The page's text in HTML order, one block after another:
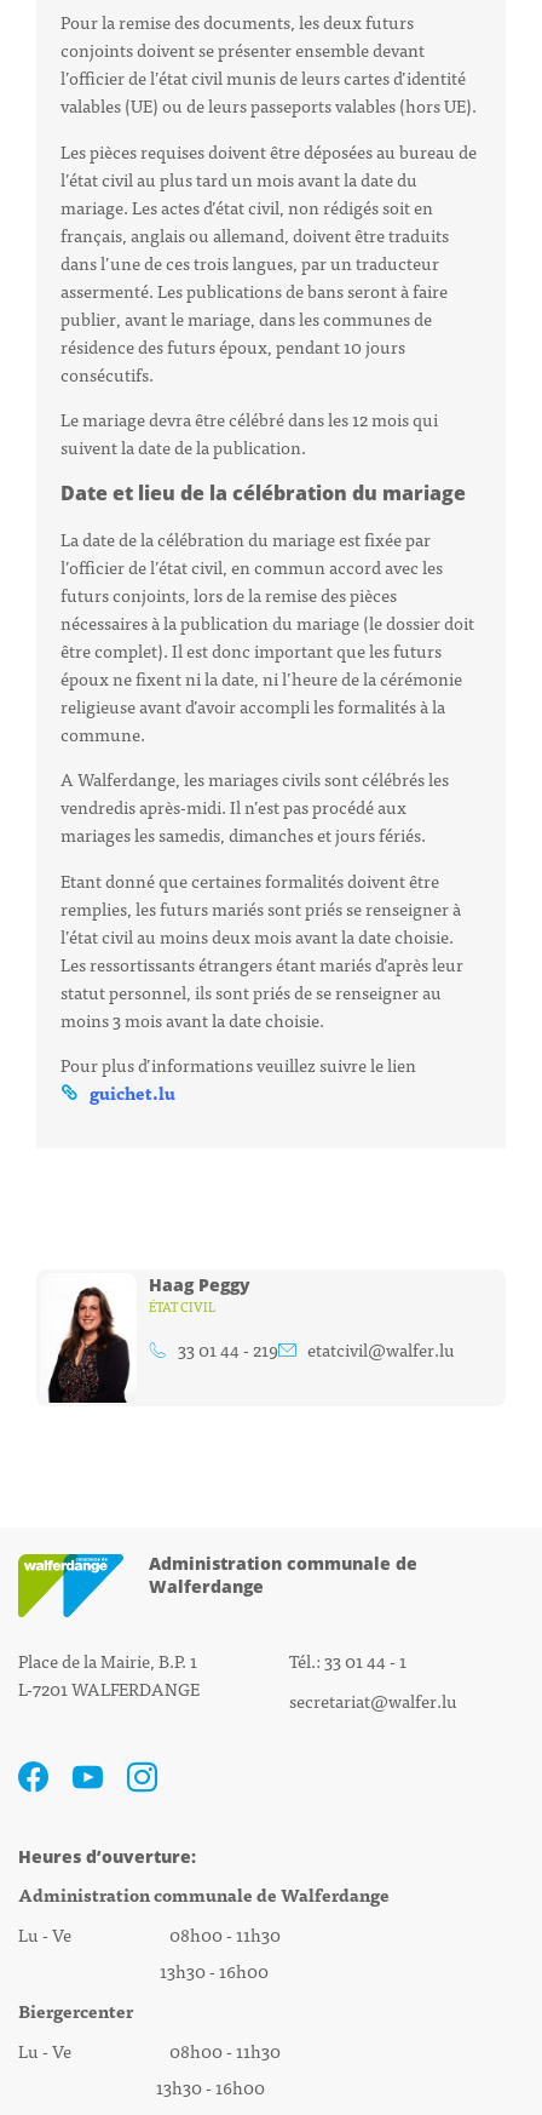
Pour la remise des documents, les deux futurs
conjoints doivent se présenter ensemble devant
l’officier de l’état civil munis de leurs cartes d’identité
valables (UE) ou de leurs passeports valables (hors UE).
Les pièces requises doivent être déposées au bureau de
l’état civil au plus tard un mois avant la date du
mariage. Les actes d’état civil, non rédigés soit en
français, anglais ou allemand, doivent être traduits
dans l’une de ces trois langues, par un traducteur
assermenté. Les publications de bans seront à faire
publier, avant le mariage, dans les communes de
résidence des futurs époux, pendant 10 jours
consécutifs.
Le mariage devra être célébré dans les 12 mois qui
suivent la date de la publication.
Date et lieu de la célébration du mariage
La date de la célébration du mariage est fixée par
l’officier de l’état civil, en commun accord avec les
futurs conjoints, lors de la remise des pièces
nécessaires à la publication du mariage (le dossier doit
être complet). Il est donc important que les futurs
époux ne fixent ni la date, ni l’heure de la cérémonie
religieuse avant d’avoir accompli les formalités à la
commune.
A Walferdange, les mariages civils sont célébrés les
vendredis après-midi. Il n’est pas procédé aux
mariages les samedis, dimanches et jours fériés.
Etant donné que certaines formalités doivent être
remplies, les futurs mariés sont priés se renseigner à
l’état civil au moins deux mois avant la date choisie.
Les ressortissants étrangers étant mariés d’après leur
statut personnel, ils sont priés de se renseigner au
moins 3 mois avant la date choisie.
Pour plus d’informations veuillez suivre le lien
guichet.lu
Haag Peggy
ÉTAT CIVIL
33 01 44 - 219 etatcivil@walfer.lu
Administration communale de
Walferdange
Place de la Mairie, B.P. 1
L-7201 WALFERDANGE
Tél.: 33 01 44 - 1
secretariat@walfer.lu
Heures d’ouverture:
Administration communale de Walferdange
Lu - Ve 08h00 - 11h30
13h30 - 16h00
Biergercenter
Lu - Ve 08h00 - 11h30
13h30 - 16h00